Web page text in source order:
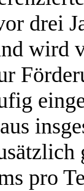
drei
wird
pro